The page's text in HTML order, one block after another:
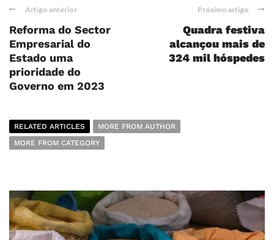
Artigo anterior
Reforma do Sector
Empresarial do
Estado uma
prioridade do
Governo em 2023
Próximo artigo
Quadra festiva
alcançou mais de
324 mil hóspedes
RELATED ARTICLES
MORE FROM AUTHOR
MORE FROM CATEGORY